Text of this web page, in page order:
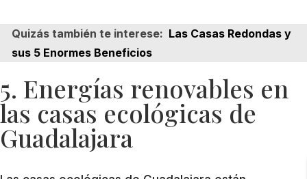
Quizás también te interese: Las Casas Redondas y
sus 5 Enormes Beneficios
5. Energías renovables en
las casas ecológicas de
Guadalajara